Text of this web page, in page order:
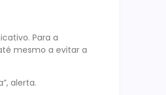
Para a
mesmo a evitar a
alerta.